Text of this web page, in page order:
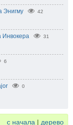
Энигму 42
Инвокера 31
6
0
с начала | дерево